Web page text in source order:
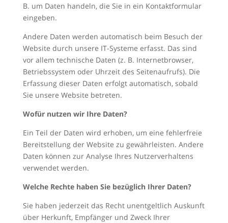
B. um Daten handeln, die Sie in ein Kontaktformular
eingeben.
Andere Daten werden automatisch beim Besuch der
Website durch unsere IT-Systeme erfasst. Das sind
vor allem technische Daten (z. B. Internetbrowser,
Betriebssystem oder Uhrzeit des Seitenaufrufs). Die
Erfassung dieser Daten erfolgt automatisch, sobald
Sie unsere Website betreten.
Wofür nutzen wir Ihre Daten?
Ein Teil der Daten wird erhoben, um eine fehlerfreie
Bereitstellung der Website zu gewährleisten. Andere
Daten können zur Analyse Ihres Nutzerverhaltens
verwendet werden.
Welche Rechte haben Sie bezüglich Ihrer Daten?
Sie haben jederzeit das Recht unentgeltlich Auskunft
über Herkunft, Empfänger und Zweck Ihrer